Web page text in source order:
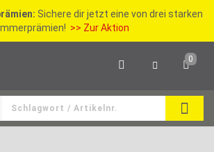
Sichere dir jetzt eine von drei starken
>> Zur Aktion
0